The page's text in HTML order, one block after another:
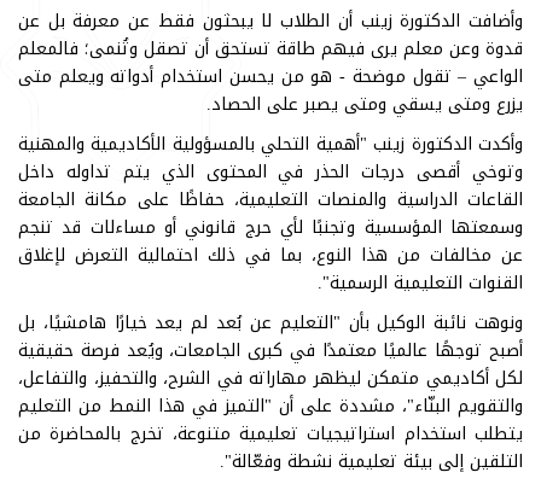
وأضافت الدكتورة زينب أن الطلاب لا يبحثون فقط عن معرفة بل عن
قدوة وعن معلم يرى فيهم طاقة تستحق أن تصقل وتُنمى؛ فالمعلم
الواعي – تقول موضحة - هو من يحسن استخدام أدواته ويعلم متى
يزرع ومتى يسقي ومتى يصبر على الحصاد.
وأكدت الدكتورة زينب "أهمية التحلي بالمسؤولية الأكاديمية والمهنية
وتوخي أقصى درجات الحذر في المحتوى الذي يتم تداوله داخل
القاعات الدراسية والمنصات التعليمية، حفاظًا على مكانة الجامعة
وسمعتها المؤسسية وتجنبًا لأي حرج قانوني أو مساءلات قد تنجم
عن مخالفات من هذا النوع، بما في ذلك احتمالية التعرض لإغلاق
القنوات التعليمية الرسمية".
ونوهت نائبة الوكيل بأن "التعليم عن بُعد لم يعد خيارًا هامشيًا، بل
أصبح توجهًا عالميًا معتمدًا في كبرى الجامعات، ويُعد فرصة حقيقية
لكل أكاديمي متمكن ليظهر مهاراته في الشرح، والتحفيز، والتفاعل،
والتقويم البنّاء"، مشددة على أن "التميز في هذا النمط من التعليم
يتطلب استخدام استراتيجيات تعليمية متنوعة، تخرج بالمحاضرة من
التلقين إلى بيئة تعليمية نشطة وفعّالة".